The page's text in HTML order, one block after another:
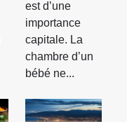
est d’une
importance
capitale. La
chambre d’un
bébé ne...